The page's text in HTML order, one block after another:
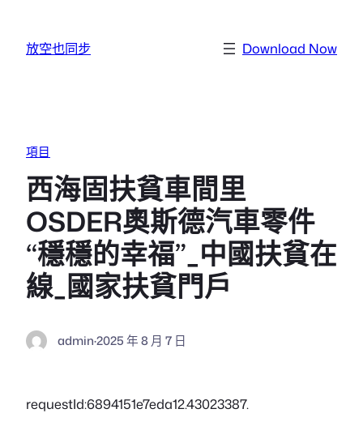
放空也同步 Download Now
項目
西海固扶貧車間里
OSDER奧斯德汽車零件
“穩穩的幸福”_中國扶貧在
線_國家扶貧門戶
admin·2025 年 8 月 7 日
requestId:6894151e7eda12.43023387.